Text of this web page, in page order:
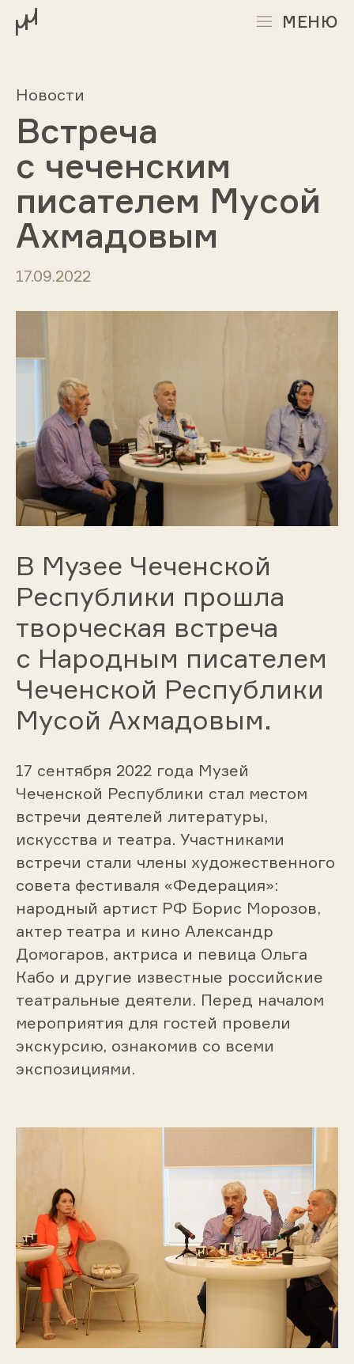
МЕНЮ
Новости
Встреча
с чеченским
писателем Мусой
Ахмадовым
17.09.2022
В Музее Чеченской
Республики прошла
творческая встреча
с Народным писателем
Чеченской Республики
Мусой Ахмадовым.
17 сентября 2022 года Музей
Чеченской Республики стал местом
встречи деятелей литературы,
искусства и театра. Участниками
встречи стали члены художественного
совета фестиваля «Федерация»:
народный артист РФ Борис Морозов,
актер театра и кино Александр
Домогаров, актриса и певица Ольга
Кабо и другие известные российские
театральные деятели. Перед началом
мероприятия для гостей провели
экскурсию, ознакомив со всеми
экспозициями.